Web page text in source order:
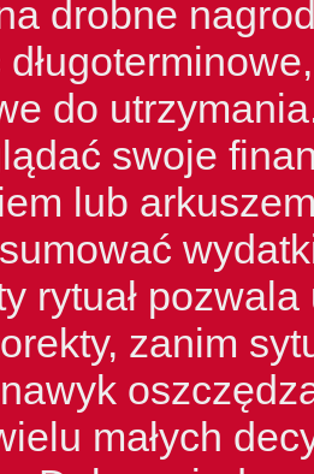
drobne
do
swoje
lub
rytuał
zanim
małych